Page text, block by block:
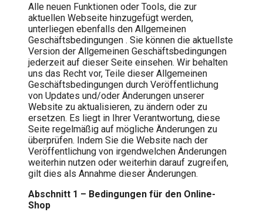
Alle neuen Funktionen oder Tools, die zur
aktuellen Webseite hinzugefügt werden,
unterliegen ebenfalls den Allgemeinen
Geschäftsbedingungen . Sie können die aktuellste
Version der Allgemeinen Geschäftsbedingungen
jederzeit auf dieser Seite einsehen. Wir behalten
uns das Recht vor, Teile dieser Allgemeinen
Geschäftsbedingungen durch Veröffentlichung
von Updates und/oder Änderungen unserer
Website zu aktualisieren, zu ändern oder zu
ersetzen. Es liegt in Ihrer Verantwortung, diese
Seite regelmäßig auf mögliche Änderungen zu
überprüfen. Indem Sie die Website nach der
Veröffentlichung von irgendwelchen Änderungen
weiterhin nutzen oder weiterhin darauf zugreifen,
gilt dies als Annahme dieser Änderungen.
Abschnitt 1 – Bedingungen für den Online-
Shop